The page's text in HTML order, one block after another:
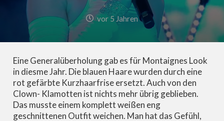
vor 5 Jahren
Eine Generalüberholung gab es für Montaignes Look
in diesme Jahr. Die blauen Haare wurden durch eine
rot gefärbte Kurzhaarfrise ersetzt. Auch von den
Clown- Klamotten ist nichts mehr übrig geblieben.
Das musste einem komplett weißen eng
geschnittenen Outfit weichen. Man hat das Gefühl,